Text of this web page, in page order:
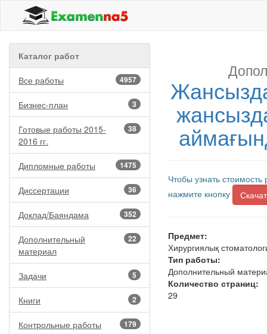
Каталог работ
4957
Все работы
3
Бизнес-план
38
Готовые работы 2015-
2016 гг.
1475
Дипломные работы
36
Диссертации
352
Доклад/Баяндама
22
Дополнительный
материал
5
Задачи
2
Книги
179
Контрольные работы
Чтобы узнать
нажмите кнопку
Предмет:
Хирургиялық
Тип работы:
Дополнительный
Количество страниц:
29